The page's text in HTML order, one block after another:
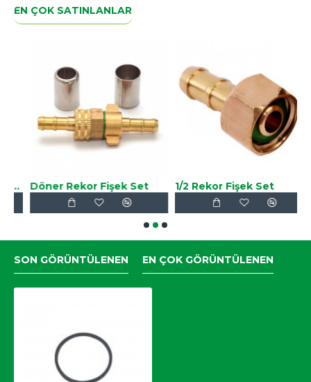
EN ÇOK SATINLANLAR
Döner Rekor Fişek Set 1/2 Rekor Fişek Set
SON GÖRÜNTÜLENEN EN ÇOK GÖRÜNTÜLENEN